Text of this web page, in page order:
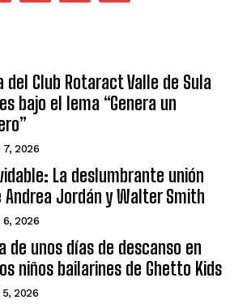
del Club Rotaract Valle de Sula
bajo el lema “Genera un
7, 2026
La deslumbrante unión
Jordán y Walter Smith
6, 2026
de unos días de descanso en
niños bailarines de Ghetto Kids
2026